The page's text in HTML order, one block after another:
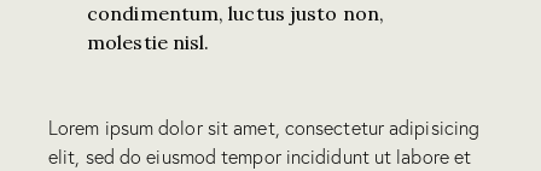
condimentum, luctus justo non,
molestie nisl.
Lorem ipsum dolor sit amet, consectetur adipisicing
elit, sed do eiusmod tempor incididunt ut labore et